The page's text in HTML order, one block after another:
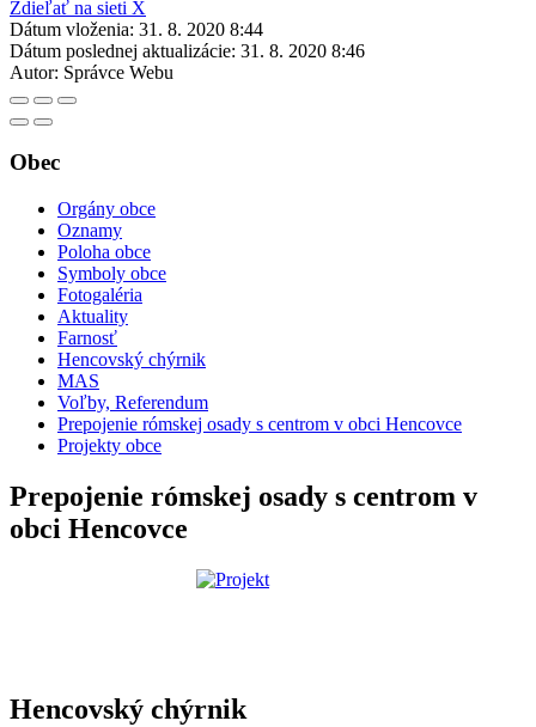
Zdieľať na sieti X
Dátum vloženia: 31. 8. 2020 8:44
Dátum poslednej aktualizácie: 31. 8. 2020 8:46
Autor: Správce Webu
Obec
Orgány obce
Oznamy
Poloha obce
Symboly obce
Fotogaléria
Aktuality
Farnosť
Hencovský chýrnik
MAS
Voľby, Referendum
Prepojenie rómskej osady s centrom v obci Hencovce
Projekty obce
Prepojenie rómskej osady s centrom v
obci Hencovce
Hencovský chýrnik